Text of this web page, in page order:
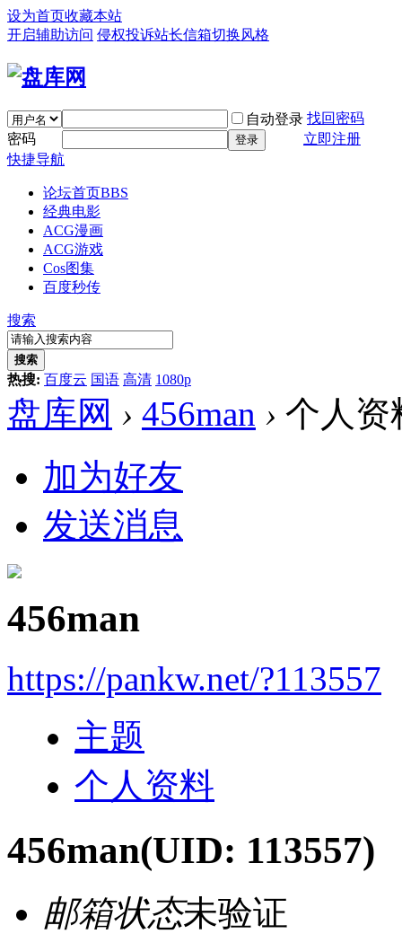
设为首页收藏本站
开启辅助访问 侵权投诉站长信箱切换风格
自动登录 找回密码
密码
登录
立即注册
快捷导航
论坛首页BBS
经典电影
ACG漫画
ACG游戏
Cos图集
百度秒传
搜索
搜索
热搜: 百度云 国语 高清 1080p
盘库网 › 456man › 个人资
加为好友
发送消息
456man
https://pankw.net/?113557
主题
个人资料
456man(UID: 113557)
邮箱状态未验证